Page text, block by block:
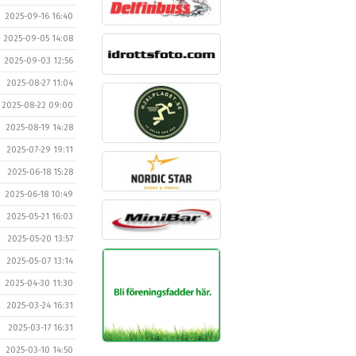
2025-09-16 16:40
2025-09-05 14:08
2025-09-03 12:56
2025-08-27 11:04
2025-08-22 09:00
2025-08-19 14:28
2025-07-29 19:11
2025-06-18 15:28
2025-06-18 10:49
2025-05-21 16:03
2025-05-20 13:57
2025-05-07 13:14
2025-04-30 11:30
2025-03-24 16:31
2025-03-17 16:31
2025-03-10 14:50